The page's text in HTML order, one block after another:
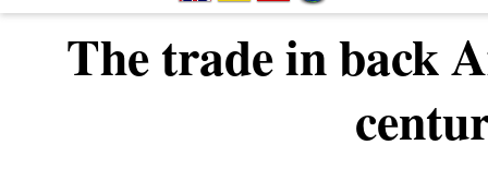
The trade in back